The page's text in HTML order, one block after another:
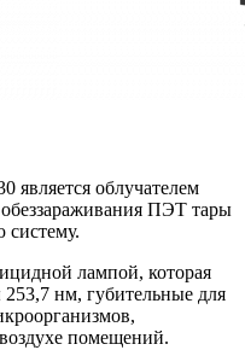
является облучателем
обеззараживания ПЭТ тары
систему.
лампой, которая
нм, губительные для
помещений.